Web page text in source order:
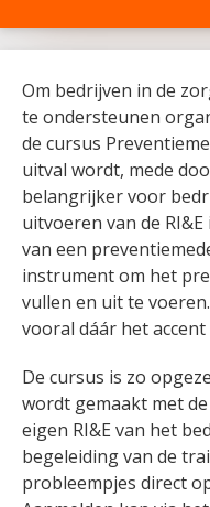
Om bedrijven in de
te ondersteunen
de cursus
uitval wordt, mede
belangrijker voor
uitvoeren van de
van een
instrument om het
vullen en uit te
vooral dáár het accent
De cursus is zo
wordt gemaakt met
eigen RI&E van het
begeleiding van de
probleempjes direct